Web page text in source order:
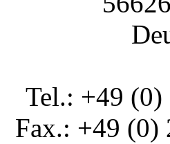
Tel.: +49
Fax.: +49 (0)